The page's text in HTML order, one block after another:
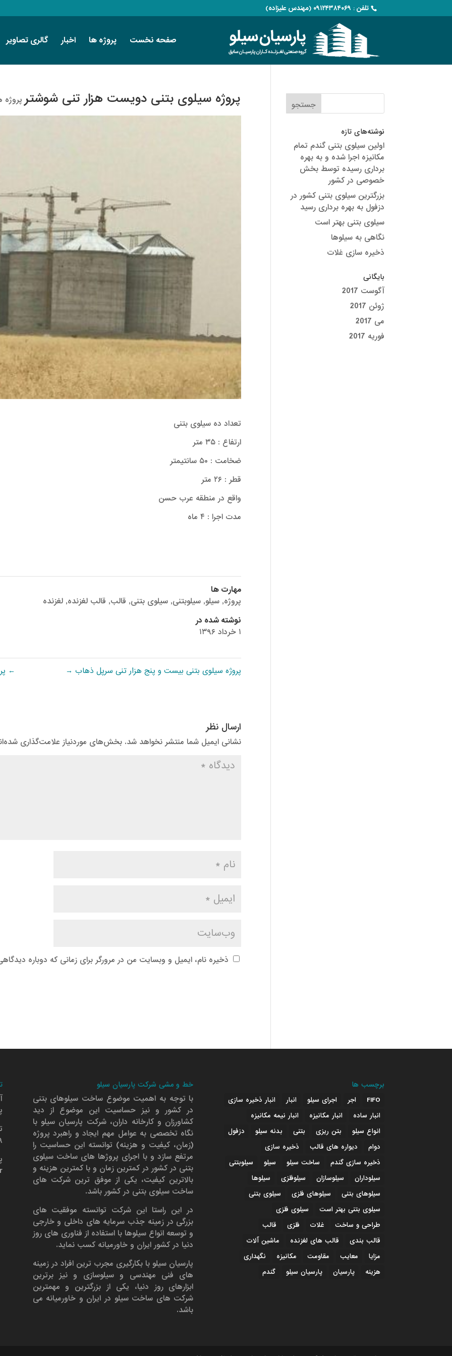
تلفن : ۰۹۱۲۴۳۸۴۰۶۹ (مهندس علیزاده)
صفحه نخست پروژه ها اخبار گالری تصاویر
پروژه سیلوی بتنی دویست هزار تنی شوشتر پروژه
تعداد ده سیلوی بتنی
ارتفاع : ۳۵ متر
ضخامت : ۵۰ سانتیمتر
قطر : ۲۶ متر
واقع در منطقه عرب حسن
مدت اجرا : ۴ ماه
مهارت ها
پروژه, سیلو, سیلوبتنی, سیلوی بتنی, قالب, قالب لغزنده, لغزنده
نوشته شده در
۱ خرداد ۱۳۹۶
← پروژه سیلوی بتنی بیست و پنج هزار تنی سرپل ذهاب →
ارسال نظر
نشانی ایمیل شما منتشر نخواهد شد. بخش‌های موردنیاز علامت‌گذاری
ذخیره نام، ایمیل و وبسایت من در مرورگر برای زمانی که دوباره
نوشته‌های تازه
اولین سیلوی بتنی گندم تمام
مکانیزه اجرا شده و به بهره
برداری رسیده توسط بخش
خصوصی در کشور
بزرگترین سیلوی بتنی کشور در
دزفول به بهره برداری رسید
سیلوی بتنی بهتر است
نگاهی به سیلوها
ذخیره سازی غلات
بایگانی
آگوست 2017
ژوئن 2017
می 2017
فوریه 2017
خط و مشی شرکت پارسیان سیلو
با توجه به اهمیت موضوع ساخت سیلوهای بتنی
در کشور و نیز حساسیت این موضوع از دید
کشاورزان و کارخانه داران، شرکت پارسیان سیلو با
نگاه تخصصی به عوامل مهم ایجاد و راهبرد پروژه
(زمان، کیفیت و هزینه) توانسته این حساسیت را
مرتفع سازد و با اجرای پروژها های ساخت سیلوی
بتنی در کشور در کمترین زمان و با کمترین هزینه و
بالاترین کیفیت، یکی از موفق ترین شرکت های
ساخت سیلوی بتنی در کشور باشد.
در این راستا این شرکت توانسته موفقیت های
بزرگی در زمینه جذب سرمایه های داخلی و خارجی
و توسعه انواع سیلوها با استفاده از فناوری های روز
دنیا در کشور ایران و خاورمیانه کسب نماید.
پارسیان سیلو با بکارگیری مجرب ترین افراد در زمینه
های فنی مهندسی و سیلوسازی و نیز برترین
ابزارهای روز دنیا، یکی از بزرگترین و مهمترین
شرکت های ساخت سیلو در ایران و خاورمیانه می
باشد.
برچسب ها
FIFO اجر اجرای سیلو انبار
انبار ذخیره سازی
انبار ساده
انبار مکانیزه
انبار نیمه مکانیزه
انواع سیلو
بتن ریزی بتنی بدنه سیلو
دزفول
دوام
دیواره های قالب
ذخیره سازی
ذخیره سازی گندم
ساخت سیلو سیلو
سیلوبتنی
سیلوداران
سیلوسازان سیلوفلزی
سیلوها
سیلوهای بتنی
سیلوهای فلزی
سیلوی بتنی
سیلوی بتنی بهتر است
سیلوی فلزی
طراحی و ساخت
غلات فلزی
قالب
قالب بندی
قالب های لغزنده
ماشین آلات
مزایا
معایب مقاومت مکانیزه
نگهداری
هزینه
پارسیان پارسیان سیلو گندم